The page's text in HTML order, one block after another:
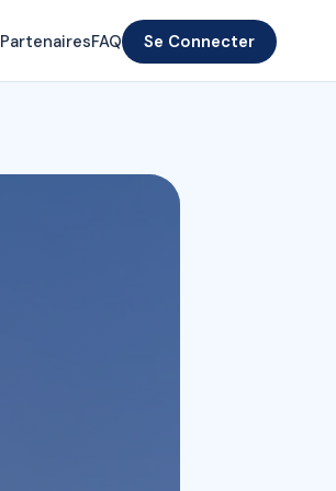
PartenairesFAQ Se Connecter